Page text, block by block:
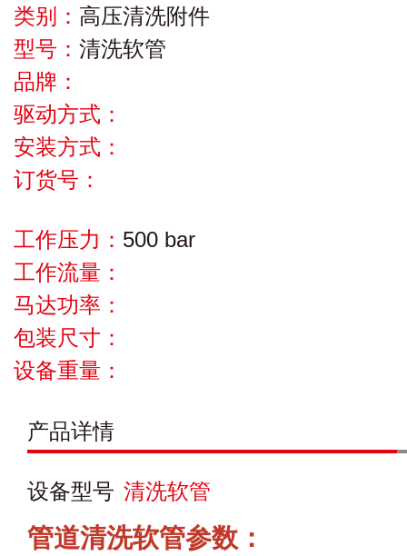
类别： 高压清洗附件
型号： 清洗软管
品牌：
驱动方式：
安装方式：
订货号：
工作压力： 500 bar
工作流量：
马达功率：
包装尺寸：
设备重量：
产品详情
设备型号 清洗软管
管道清洗软管参数：